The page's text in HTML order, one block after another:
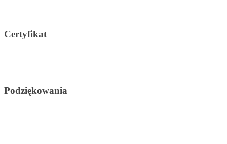
Certyfikat
Podziękowania